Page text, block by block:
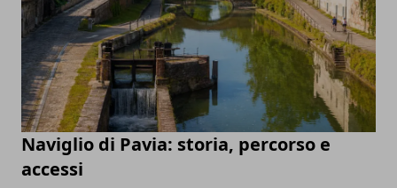
Naviglio di Pavia: storia, percorso e
accessi